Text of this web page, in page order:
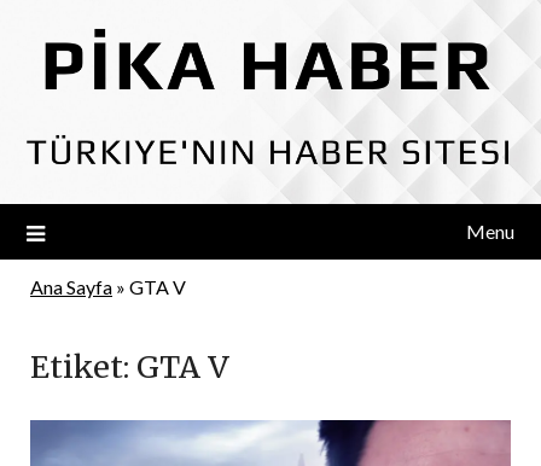
content
Menu
Ana Sayfa » GTA V
Etiket: GTA V